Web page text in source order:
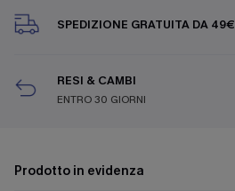
SPEDIZIONE GRATUITA DA 49€
RESI & CAMBI
ENTRO 30 GIORNI
Prodotto in evidenza